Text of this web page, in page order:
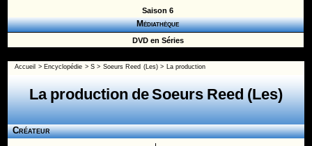
Saison 6
Médiathèque
DVD en Séries
Accueil > Encyclopédie >S > Soeurs Reed (Les)> La production
La production de Soeurs Reed (Les)
Créateur